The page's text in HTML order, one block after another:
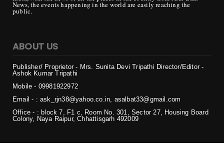
News, the events happening in the world are easily reaching the
public.
ABOUT US
Publisher/ Proprietor - Mrs. Sunita Devi Tripathi Director/Editor -
Ashok Kumar Tripathi
Mobile - 09981922972
Email - : ask_rjn38@yahoo.co.in, asalbat33@gmail.com
Office - : block 7, F1 c, Room No. 301, Sector 27, Housing Board
Colony, Naya Raipur, Chhattisgarh 492009